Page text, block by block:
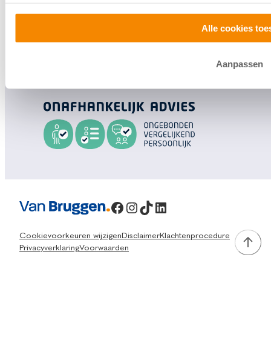
Alle cookies
Aanpassen
contact met ons op.
0800 1600
Facebook
Instagram
TikTok
LinkedIn
Cookievoorkeuren wijzigen DisclaimerKlachtenprocedure
PrivacyverklaringVoorwaarden